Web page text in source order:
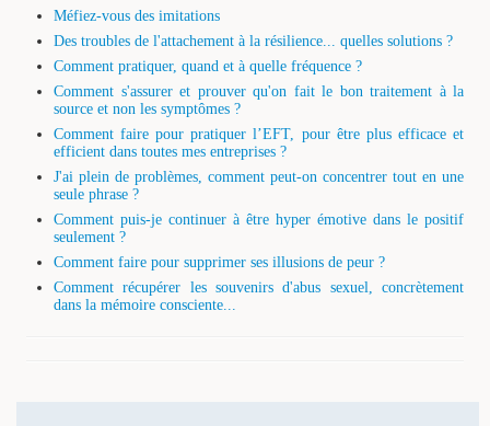
Méfiez-vous des imitations
Des troubles de l'attachement à la résilience... quelles solutions ?
Comment pratiquer, quand et à quelle fréquence ?
Comment s'assurer et prouver qu'on fait le bon traitement à la
source et non les symptômes ?
Comment faire pour pratiquer l’EFT, pour être plus efficace et
efficient dans toutes mes entreprises ?
J'ai plein de problèmes, comment peut-on concentrer tout en une
seule phrase ?
Comment puis-je continuer à être hyper émotive dans le positif
seulement ?
Comment faire pour supprimer ses illusions de peur ?
Comment récupérer les souvenirs d'abus sexuel, concrètement
dans la mémoire consciente...